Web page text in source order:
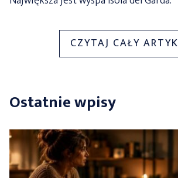
CZYTAJ CAŁY
Ostatnie wpisy